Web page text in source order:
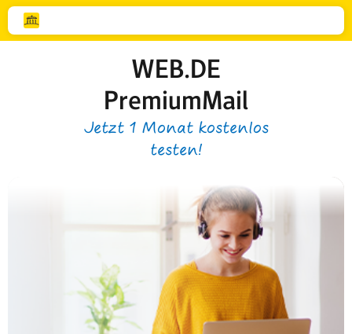
WEB.DE
PremiumMail
Jetzt 1 Monat kostenlos
testen!